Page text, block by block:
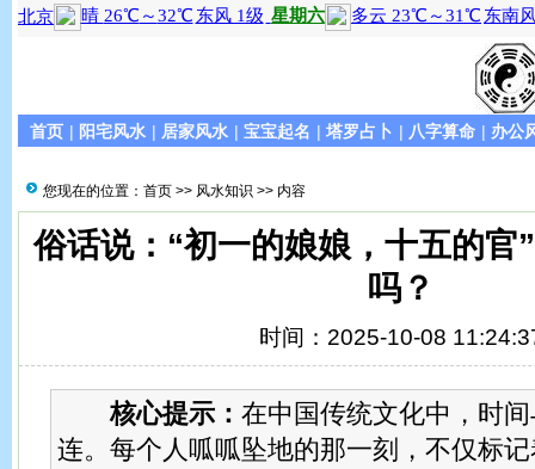
首页 | 阳宅风水 | 居家风水 | 宝宝起名 | 塔罗占卜 | 八字算命 | 办公
您现在的位置： 首页 >> 风水知识 >> 内容
俗话说：“初一的娘娘，十五的官
吗？
时间：2025-10-08
核心提示： 在中国传统文化中，时
连。每个人呱呱坠地的那一刻，不仅标